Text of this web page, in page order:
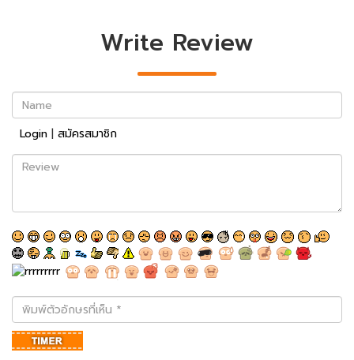
Write Review
Name
Login | สมัครสมาชิก
Review
พิมพ์
ตัว
อักษร
ที่